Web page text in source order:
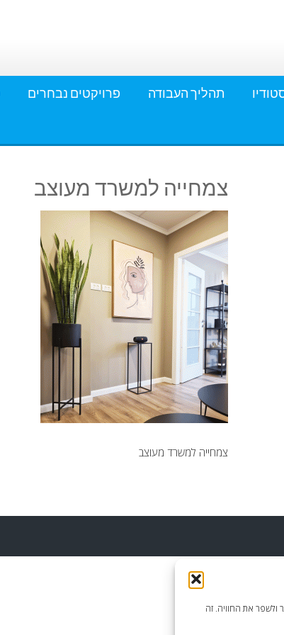
ולשפר את החוויה. זה
תהליך העבודה פרויקטים נבחרים
צמחייה למשרד מעוצב
צמחייה למשרד מעוצב